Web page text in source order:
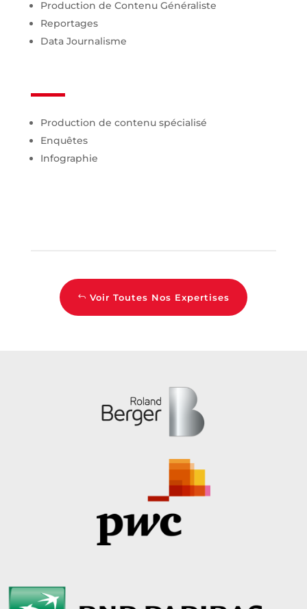
Production de Contenu Généraliste
Reportages
Data Journalisme
Production de contenu spécialisé
Enquêtes
Infographie
Voir Toutes Nos Expertises